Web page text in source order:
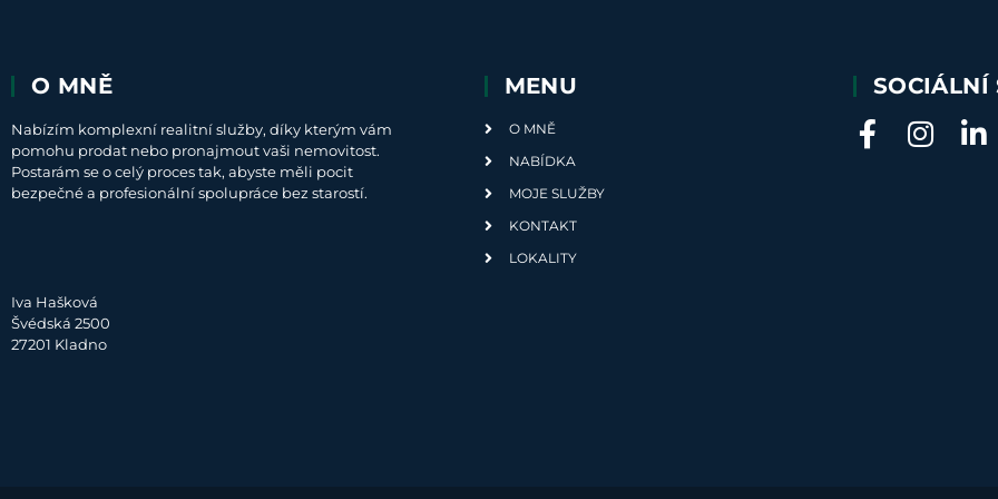
O MNĚ
Nabízím komplexní realitní služby, díky kterým vám
pomohu prodat nebo pronajmout vaši nemovitost.
Postarám se o celý proces tak, abyste měli pocit
bezpečné a profesionální spolupráce bez starostí.
Iva Hašková
Švédská 2500
27201 Kladno
MENU
O MNĚ
NABÍDKA
MOJE SLUŽBY
KONTAKT
LOKALITY
SOCIÁLNÍ